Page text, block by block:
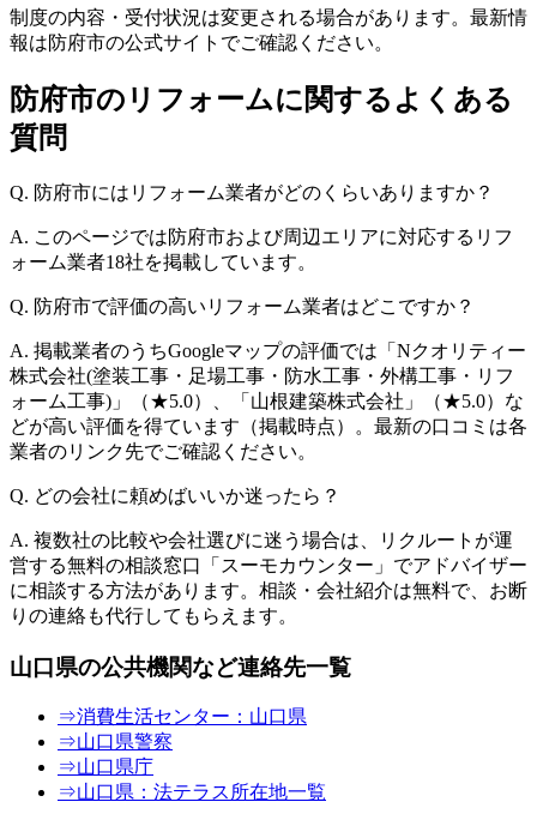
制度の内容・受付状況は変更される場合があります。最新情
報は防府市の公式サイトでご確認ください。
防府市のリフォームに関するよくある
質問
Q. 防府市にはリフォーム業者がどのくらいありますか？
A. このページでは防府市および周辺エリアに対応するリフ
ォーム業者18社を掲載しています。
Q. 防府市で評価の高いリフォーム業者はどこですか？
A. 掲載業者のうちGoogleマップの評価では「Nクオリティー
株式会社(塗装工事・足場工事・防水工事・外構工事・リフ
ォーム工事)」（★5.0）、「山根建築株式会社」（★5.0）な
どが高い評価を得ています（掲載時点）。最新の口コミは各
業者のリンク先でご確認ください。
Q. どの会社に頼めばいいか迷ったら？
A. 複数社の比較や会社選びに迷う場合は、リクルートが運
営する無料の相談窓口「スーモカウンター」でアドバイザー
に相談する方法があります。相談・会社紹介は無料で、お断
りの連絡も代行してもらえます。
山口県の公共機関など連絡先一覧
⇒消費生活センター：山口県
⇒山口県警察
⇒山口県庁
⇒山口県：法テラス所在地一覧